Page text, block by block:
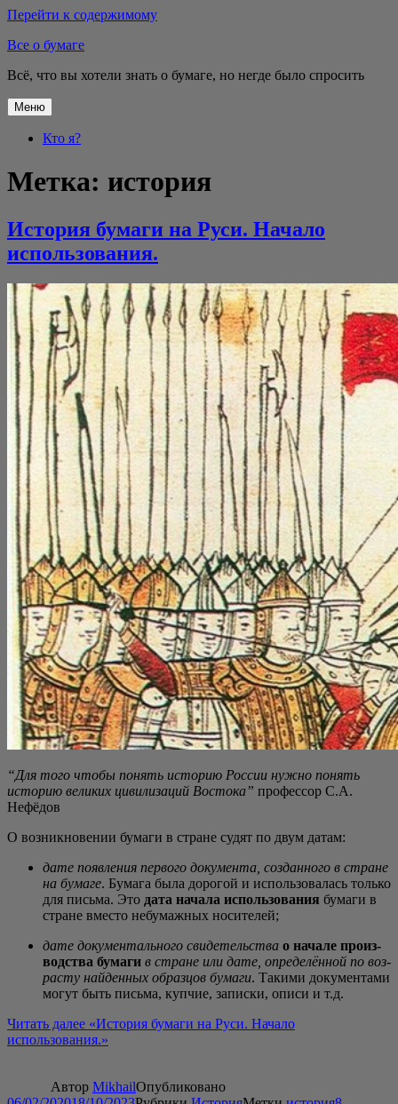
Перейти к содержимому
Все о бумаге
Всё, что вы хотели знать о бумаге, но негде было спросить
Меню
Кто я?
Метка: история
История бумаги на Руси. Начало
использования.
“Для того что­бы понять исто­рию Рос­сии нуж­но понять
исто­рию вели­ких циви­ли­за­ций Восто­ка” про­фес­сор С.А.
Нефёдов
О воз­ник­но­ве­нии бума­ги в стране судят по двум датам:
дате появ­ле­ния пер­во­го доку­мен­та, создан­но­го в стране
на бума­ге. Бума­га была доро­гой и исполь­зо­ва­лась толь­ко
для пись­ма. Это дата нача­ла исполь­зо­ва­ния бума­ги в
стране вме­сто небу­маж­ных носителей;
дате доку­мен­таль­но­го сви­де­тель­ства о нача­ле про­из­
вод­ства бума­ги в стране или дате, опре­де­лён­ной по воз­
рас­ту най­ден­ных образ­цов бума­ги. Таки­ми доку­мен­та­ми
могут быть пись­ма, куп­чие, запис­ки, опи­си и т.д.
Читать далее «Исто­рия бума­ги на Руси. Нача­ло
использования.»
Автор MikhailОпубликовано